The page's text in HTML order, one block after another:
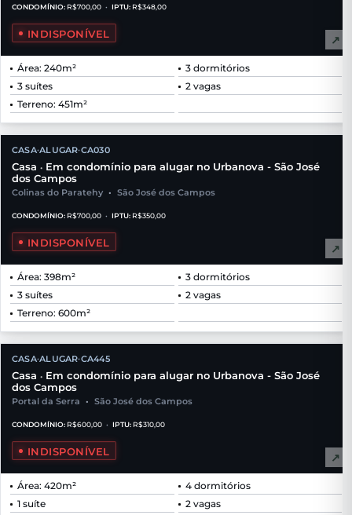
CONDOMÍNIO: R$700,00 • IPTU: R$348,00
INDISPONÍVEL ↗
Área: 240m²
3 dormitórios
3 suítes
2 vagas
Terreno: 451m²
CASA•ALUGAR•CA030
Casa • Em condomínio para alugar no Urbanova - São José
dos Campos
Colinas do Paratehy • São José dos Campos
CONDOMÍNIO: R$700,00 • IPTU: R$350,00
INDISPONÍVEL ↗
Área: 398m²
3 dormitórios
3 suítes
2 vagas
Terreno: 600m²
CASA•ALUGAR•CA445
Casa • Em condomínio para alugar no Urbanova - São José
dos Campos
Portal da Serra • São José dos Campos
CONDOMÍNIO: R$600,00 • IPTU: R$310,00
INDISPONÍVEL ↗
Área: 420m²
4 dormitórios
1 suíte
2 vagas